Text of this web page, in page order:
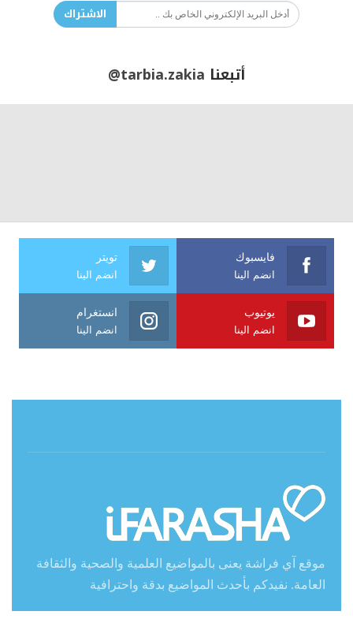
الاشتراك
أتبعنا @tarbia.zakia
فايسبوك
انضم الينا
تويتر
انضم الينا
يوتيوب
انضم الينا
انستغرام
انضم الينا
موقع آي فراشة يعنى بالمواضيع العلمية والصحية والثقافة
العامة. نفيدكم بأحدث المواضيع بدقة واحترافية